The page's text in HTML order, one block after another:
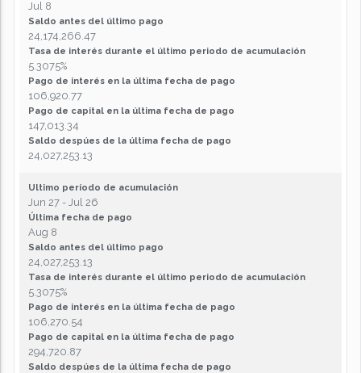
Jul 8
Saldo antes del último pago
24,174,266.47
Tasa de interés durante el último periodo de acumulación
5.3075%
Pago de interés en la última fecha de pago
106,920.77
Pago de capital en la última fecha de pago
147,013.34
Saldo despúes de la última fecha de pago
24,027,253.13
Ultimo período de acumulación
Jun 27 - Jul 26
Última fecha de pago
Aug 8
Saldo antes del último pago
24,027,253.13
Tasa de interés durante el último periodo de acumulación
5.3075%
Pago de interés en la última fecha de pago
106,270.54
Pago de capital en la última fecha de pago
294,720.87
Saldo despúes de la última fecha de pago